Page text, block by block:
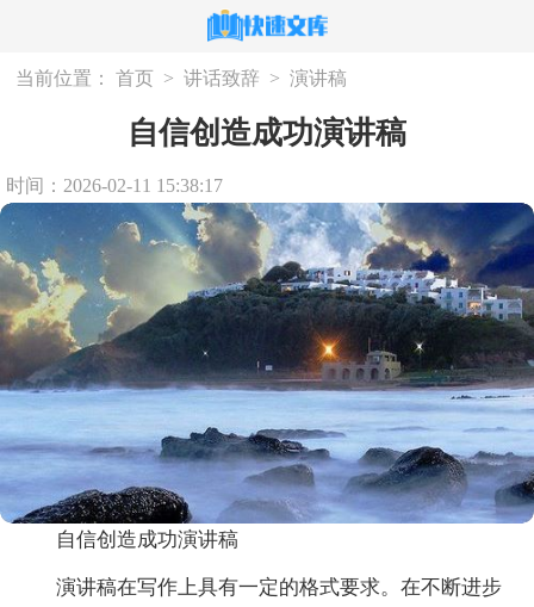
当前位置： 首页 > 讲话致辞 > 演讲稿
自信创造成功演讲稿
时间：2026-02-11 15:38:17
自信创造成功演讲稿
演讲稿在写作上具有一定的格式要求。在不断进步